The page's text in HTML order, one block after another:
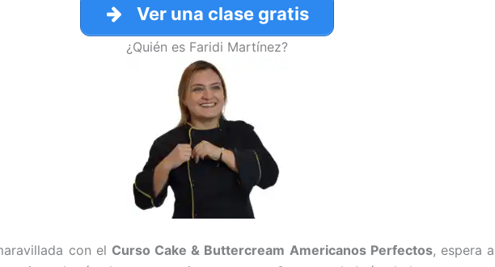
Ver una clase gratis
¿Quién es Faridi Martínez?
con el Curso Cake & Buttercream Americanos Perfectos, espera a